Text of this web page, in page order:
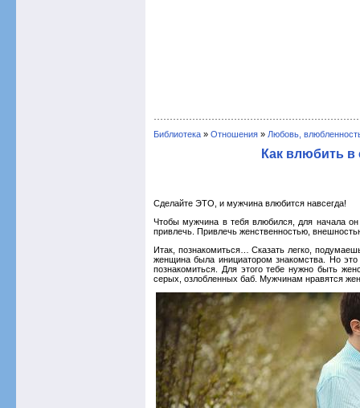
Библиотека » Отношения » Любовь,
Как влюбить в
Сделайте ЭТО, и мужчина влюбится навсегда!
Чтобы мужчина в тебя влюбился, для начала
привлечь. Привлечь женственностью,
Итак, познакомиться… Сказать легко,
женщина была инициатором знакомства. Но
познакомиться. Для этого тебе нужно быть
серых, озлобленных баб. Мужчинам нравятся